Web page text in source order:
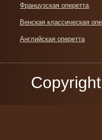
Французская оперетта
Венская классическая
Английская оперетта